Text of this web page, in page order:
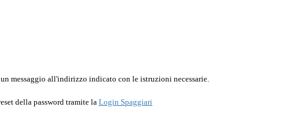
messaggio all'indirizzo indicato con le istruzioni necessarie.
della password tramite la Login Spaggiari